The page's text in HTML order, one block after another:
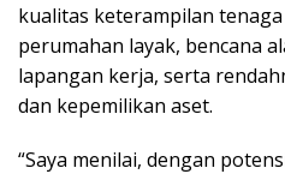
kualitas keterampilan
perumahan layak, bencana
lapangan kerja, serta
dan kepemilikan aset.
“Saya menilai, dengan